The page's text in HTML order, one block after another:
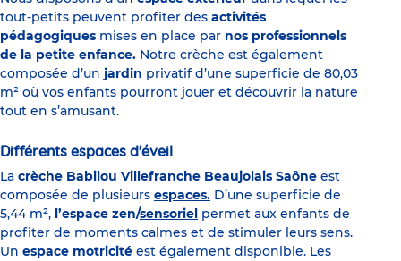
tout-petits peuvent profiter des activités
pédagogiques mises en place par nos professionnels
de la petite enfance. Notre crèche est également
composée d’un jardin privatif d’une superficie de 80,03
m² où vos enfants pourront jouer et découvrir la nature
tout en s’amusant.
Différents espaces d'éveil
La crèche Babilou Villefranche Beaujolais Saône est
composée de plusieurs espaces. D’une superficie de
5,44 m², l’espace zen/sensoriel permet aux enfants de
profiter de moments calmes et de stimuler leurs sens.
Un espace motricité est également disponible. Les